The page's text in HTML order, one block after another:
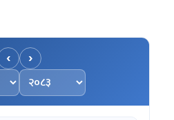
‹
महिना चयन गर्नुहोस्
वर्ष चयन गर्नुहोस्
›